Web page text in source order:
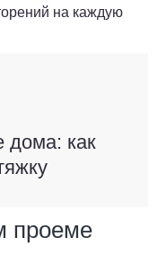
на каждую
дома: как
проеме